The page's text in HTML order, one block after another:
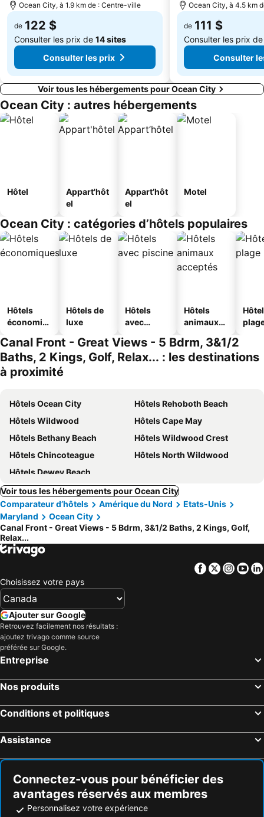
Ocean City, à 1.9 km de : Centre-ville
de 122 $
Consulter les prix de 14 sites
Consulter les prix
Ocean City, à 4.5 km
de 111 $
Consulter les prix
Consulter
Voir tous les hébergements pour Ocean City
Ocean City : autres hébergements
Hôtel
Appart'hôt
el
Appart’hôt
el
Motel
Ocean City : catégories d’hôtels populaires
Hôtels
économiq
Hôtels de
luxe
Hôtels
avec
Hôtels
animaux
Canal Front - Great Views - 5 Bdrm, 3&1/2
Baths, 2 Kings, Golf, Relax... : les destinations
à proximité
Hôtels Ocean City
Hôtels Rehoboth Beach
Hôtels Wildwood
Hôtels Cape May
Hôtels Bethany Beach
Hôtels Wildwood Crest
Hôtels Chincoteague
Hôtels North Wildwood
Hôtels Dewey Beach
Voir tous les hébergements pour Ocean City
Comparateur d’hôtels
Amérique du Nord
Etats-Unis
Maryland
Ocean City
Canal Front - Great Views - 5 Bdrm, 3&1/2 Baths, 2 Kings, Golf,
Relax...
Facebook
Twitter
Choisissez votre pays
Ajouter sur Google
Retrouvez facilement nos résultats :
ajoutez trivago comme source
préférée sur Google.
Entreprise
Nos produits
Conditions et politiques
Assistance
Connectez-vous pour bénéficier des
avantages réservés aux membres
Personnalisez votre expérience